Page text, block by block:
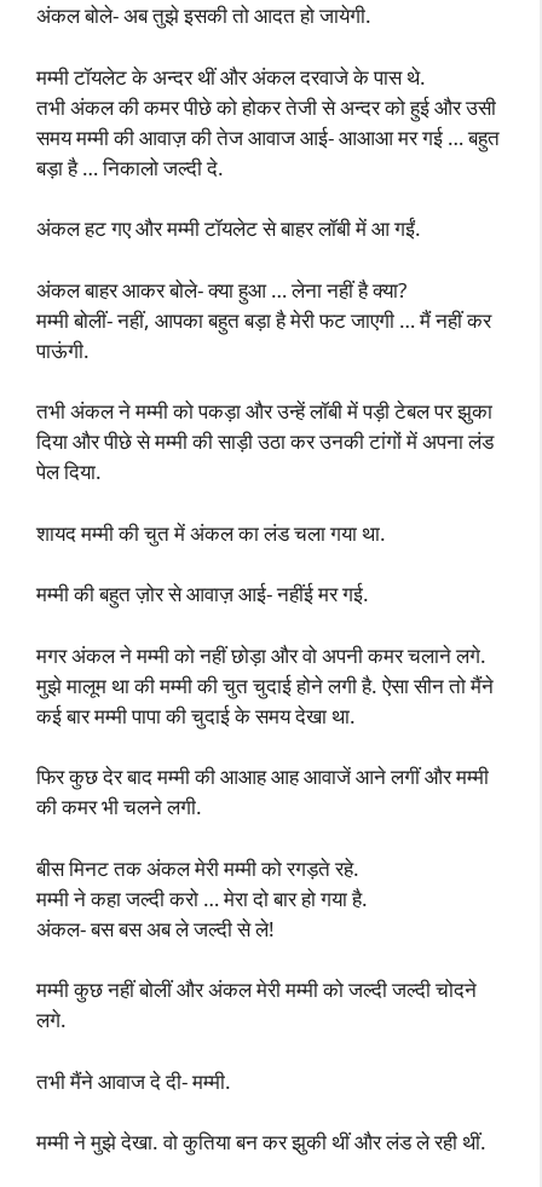
अंकल बोले- अब तुझे इसकी तो आदत हो जायेगी.
मम्मी टॉयलेट के अन्दर थीं और अंकल दरवाजे के पास थे.
तभी अंकल की कमर पीछे को होकर तेजी से अन्दर को हुई और उसी
समय मम्मी की आवाज़ की तेज आवाज आई- आआआ मर गई … बहुत
बड़ा है … निकालो जल्दी दे.
अंकल हट गए और मम्मी टॉयलेट से बाहर लॉबी में आ गईं.
अंकल बाहर आकर बोले- क्या हुआ … लेना नहीं है क्या?
मम्मी बोलीं- नहीं, आपका बहुत बड़ा है मेरी फट जाएगी … मैं नहीं कर
पाऊंगी.
तभी अंकल ने मम्मी को पकड़ा और उन्हें लॉबी में पड़ी टेबल पर झुका
दिया और पीछे से मम्मी की साड़ी उठा कर उनकी टांगों में अपना लंड
पेल दिया.
शायद मम्मी की चुत में अंकल का लंड चला गया था.
मम्मी की बहुत ज़ोर से आवाज़ आई- नहींई मर गई.
मगर अंकल ने मम्मी को नहीं छोड़ा और वो अपनी कमर चलाने लगे.
मुझे मालूम था की मम्मी की चुत चुदाई होने लगी है. ऐसा सीन तो मैंने
कई बार मम्मी पापा की चुदाई के समय देखा था.
फिर कुछ देर बाद मम्मी की आआह आह आवाजें आने लगीं और मम्मी
की कमर भी चलने लगी.
बीस मिनट तक अंकल मेरी मम्मी को रगड़ते रहे.
मम्मी ने कहा जल्दी करो … मेरा दो बार हो गया है.
अंकल- बस बस अब ले जल्दी से ले!
मम्मी कुछ नहीं बोलीं और अंकल मेरी मम्मी को जल्दी जल्दी चोदने
लगे.
तभी मैंने आवाज दे दी- मम्मी.
मम्मी ने मुझे देखा. वो कुतिया बन कर झुकी थीं और लंड ले रही थीं.